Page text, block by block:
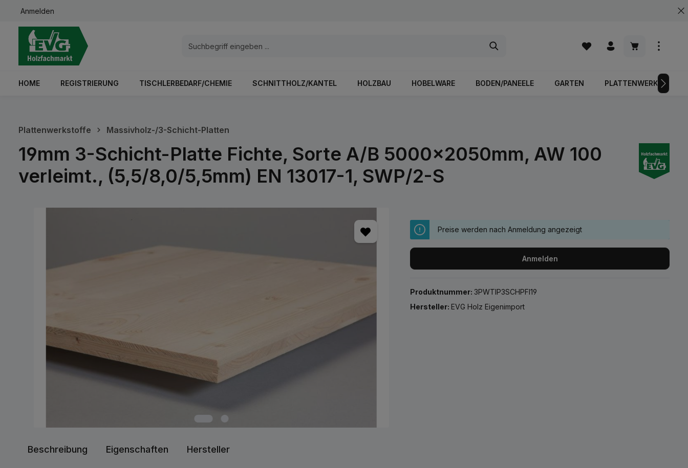
Zur Hauptnavigation springen
Anmelden
Warenkorb
HOME REGISTRIERUNG TISCHLERBEDARF/CHEMIE SCHNITTHOLZ/KANTEL HOLZBAU HOBELWARE BODEN/PANEELE GARTEN PLATTENWERKSTOFFE
Plattenwerkstoffe Massivholz-/3-Schicht-Platten
19mm 3-Schicht-Platte Fichte, Sorte A/B 5000x2050mm, AW 100
verleimt., (5,5/8,0/5,5mm) EN 13017-1, SWP/2-S
Preise werden nach Anmeldung angezeigt
Anmelden
Produktnummer:3PWTIP3SCHPFI19
Hersteller:EVG Holz Eigenimport
Beschreibung Eigenschaften Hersteller